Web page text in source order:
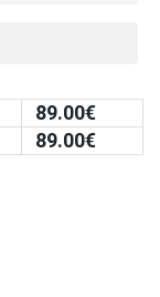
89.00€
89.00€